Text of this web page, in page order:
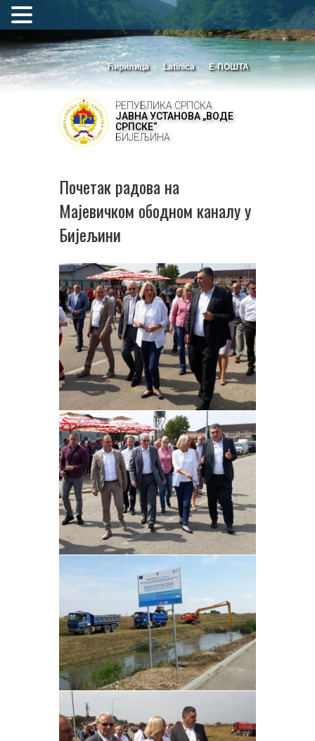
Ћирилица Latinica Е-ПОШТА
РЕПУБЛИКА СРПСКА
ЈАВНА УСТАНОВА „ВОДЕ
СРПСКЕ“
БИЈЕЉИНА
Почетак радова на
Мајевичком ободном каналу у
Бијељини